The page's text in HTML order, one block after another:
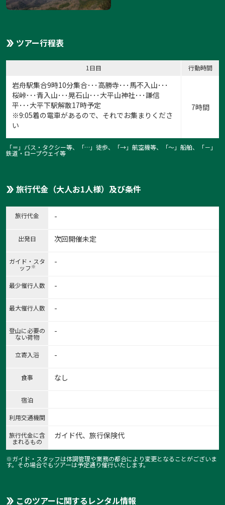
ツアー行程表
1日目 行動時間
岩舟駅集合9時10分集合･･･高勝寺･･･馬不入山･･･
桜峠･･･青入山･･･晃石山･･･大平山神社･･･謙信
平･･･大平下駅解散17時予定
※9:05着の電車があるので、それでお集まりくださ
い
7時間
「＝」バス・タクシー等、「…」徒歩、「→」航空機等、「〜」船舶、「－」
鉄道・ロープウェイ等
旅行代金（大人お1人様）及び条件
旅行代金 -
出発日 次回開催未定
ガイド・スタ
ッフ※ -
最少催行人数 -
最大催行人数 -
登山に必要の
ない荷物
-
立寄入浴 -
食事 なし
宿泊
利用交通機関
旅行代金に含
まれるもの
ガイド代、旅行保険代
※ガイド・スタッフは体調管理や業務の都合により変更となることがございま
す。その場合でもツアーは予定通り催行いたします。
このツアーに関するレンタル情報